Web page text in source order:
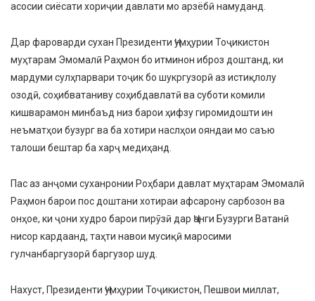
асосии сиёсати хориҷии давлати мо арзёбӣ намуданд.
Дар фароварди сухан Президенти Ҷумҳурии Тоҷикистон
муҳтарам Эмомалӣ Раҳмон бо итминон иброз доштанд, ки
мардуми сулҳпарвари тоҷик бо шукргузорӣ аз истиқлолу
озодӣ, соҳибватаниву соҳибдавлатӣ ва суботи комили
кишварамон минбаъд низ барои ҳифзу гиромидошти ин
неъматҳои бузург ва ба хотири наслҳои ояндаи мо саъю
талоши бештар ба харҷ медиҳанд.
Пас аз анҷоми суханронии Роҳбари давлат муҳтарам Эмомалӣ
Раҳмон барои пос доштани хотираи афсарону сарбозон ва
онҳое, ки ҷони худро барои пирӯзӣ дар Ҷанги Бузурги Ватанӣ
нисор кардаанд, таҳти навои мусиқӣ маросими
гулчанбаргузорӣ баргузор шуд.
Нахуст, Президенти Ҷумҳурии Тоҷикистон, Пешвои миллат,